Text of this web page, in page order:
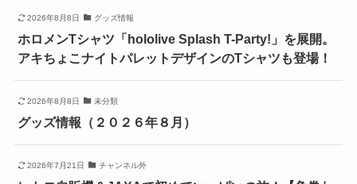
2026年8月8日 グッズ情報
ホロメンTシャツ「hololive Splash T-Party!」を展開。
アキちょこナイトパレットデザインのTシャツも登場！
2026年8月8日 未分類
グッズ情報（２０２６年８月）
2026年7月21日 チャンネル外